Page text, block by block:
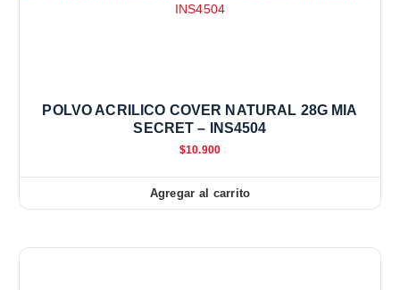
POLVO ACRILICO COVER NATURAL 28G MIA
SECRET – INS4504
$10.900
Agregar al carrito